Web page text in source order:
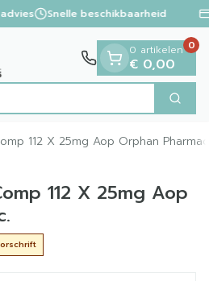
Snelle beschikbaarheid
Zoek
0 artikelen
€ 0,00
0
112 X 25mg Aop Orphan
112 X 25mg Aop